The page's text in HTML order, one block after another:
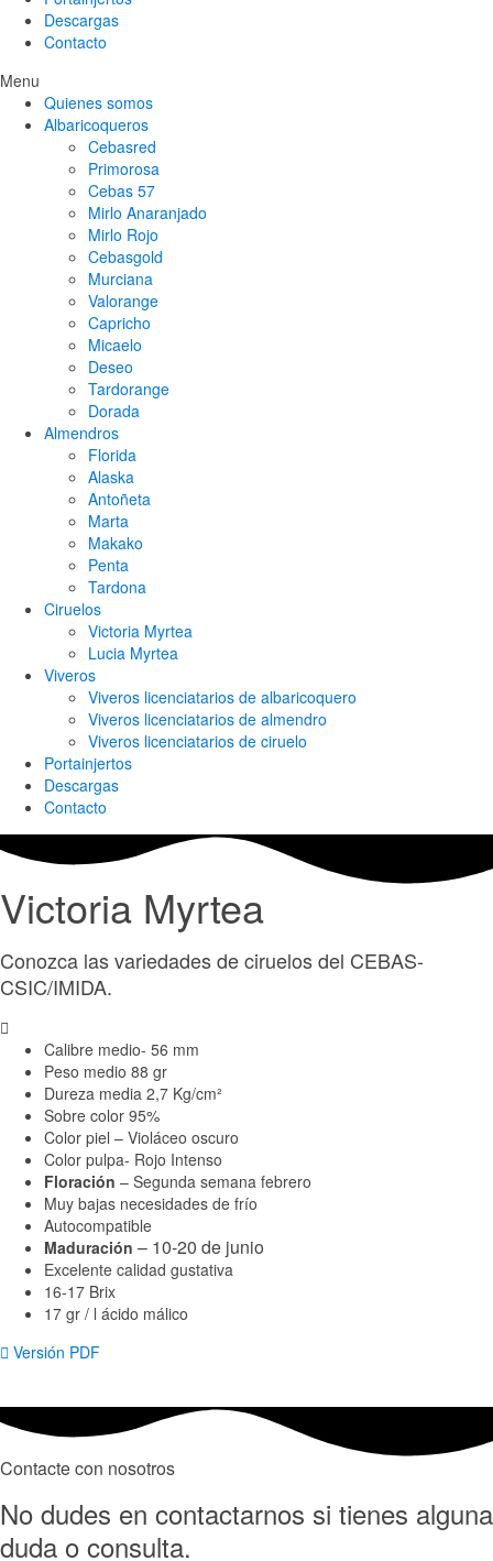
Descargas
Contacto
Menu
Quienes somos
Albaricoqueros
Cebasred
Primorosa
Cebas 57
Mirlo Anaranjado
Mirlo Rojo
Cebasgold
Murciana
Valorange
Capricho
Micaelo
Deseo
Tardorange
Dorada
Almendros
Florida
Alaska
Antoñeta
Marta
Makako
Penta
Tardona
Ciruelos
Victoria Myrtea
Lucia Myrtea
Viveros
Viveros licenciatarios de albaricoquero​
Viveros licenciatarios de almendro​
Viveros licenciatarios de ciruelo
Portainjertos
Descargas
Contacto
Victoria Myrtea
Conozca las variedades de ciruelos del CEBAS-
CSIC/IMIDA.
Calibre medio- 56 mm
Peso medio 88 gr
Dureza media 2,7 Kg/cm²
Sobre color 95%
Color piel – Violáceo oscuro
Color pulpa- Rojo Intenso
Floración – Segunda semana febrero
Muy bajas necesidades de frío
Autocompatible
Maduración – 10-20 de junio
Excelente calidad gustativa
16-17 Brix
17 gr / l ácido málico
Versión PDF
Contacte con nosotros
No dudes en contactarnos si tienes alguna
duda o consulta.